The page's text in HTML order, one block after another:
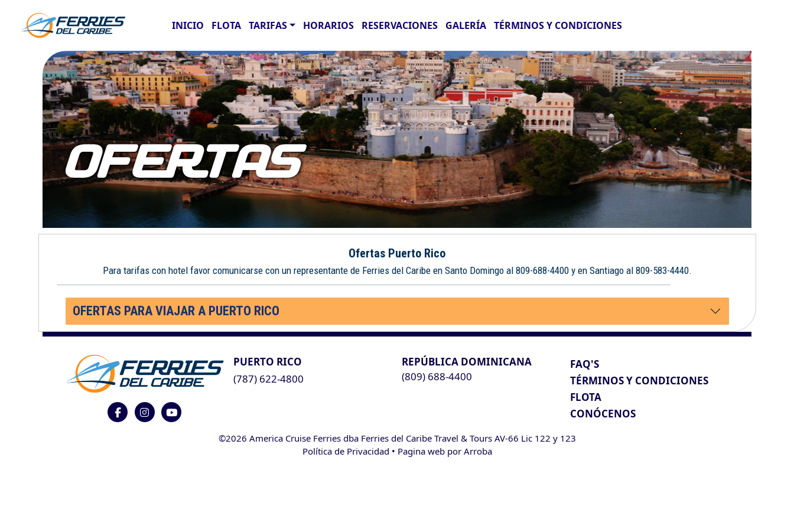
INICIO FLOTA TARIFAS HORARIOS RESERVACIONES GALERÍA TÉRMINOS Y CONDICIONES
OFERTAS
Ofertas Puerto Rico
Para tarifas con hotel favor comunicarse con un representante de Ferries del Caribe en Santo Domingo al 809-688-4400 y en Santiago al 809-583-4440.
OFERTAS PARA VIAJAR A PUERTO RICO
PUERTO RICO
(787) 622-4800
REPÚBLICA DOMINICANA
(809) 688-4400
FAQ'S
TÉRMINOS Y CONDICIONES
FLOTA
CONÓCENOS
©2026 America Cruise Ferries dba Ferries del Caribe Travel & Tours AV-66 Lic 122 y 123
Política de Privacidad • Pagina web por Arroba